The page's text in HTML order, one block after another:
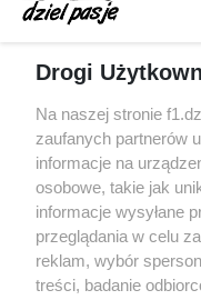
ma trafić do Red
zeszłego sezonu
Obecne silniki
algorytmach?
Honda
silnikiem dopiero
Polityka prywatności
Drogi
Na naszej stronie
zaufanych partnerów
informacje na
osobowe, takie jak
informacje wysyłane
przeglądania w celu
reklam, wybór
treści, badanie